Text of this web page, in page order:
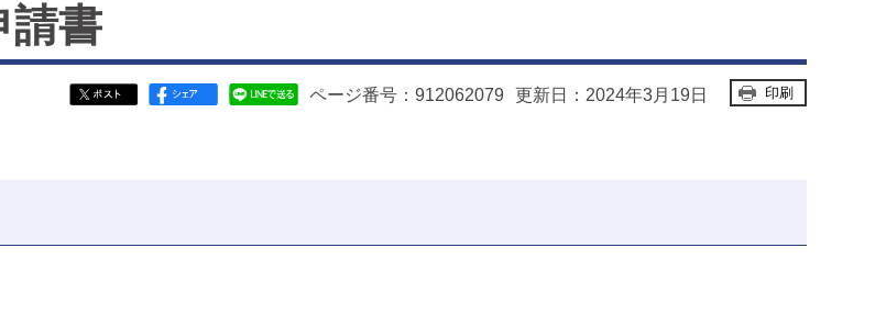
請書
ページ番号：912062079 更新日：2024年3月19日 印刷